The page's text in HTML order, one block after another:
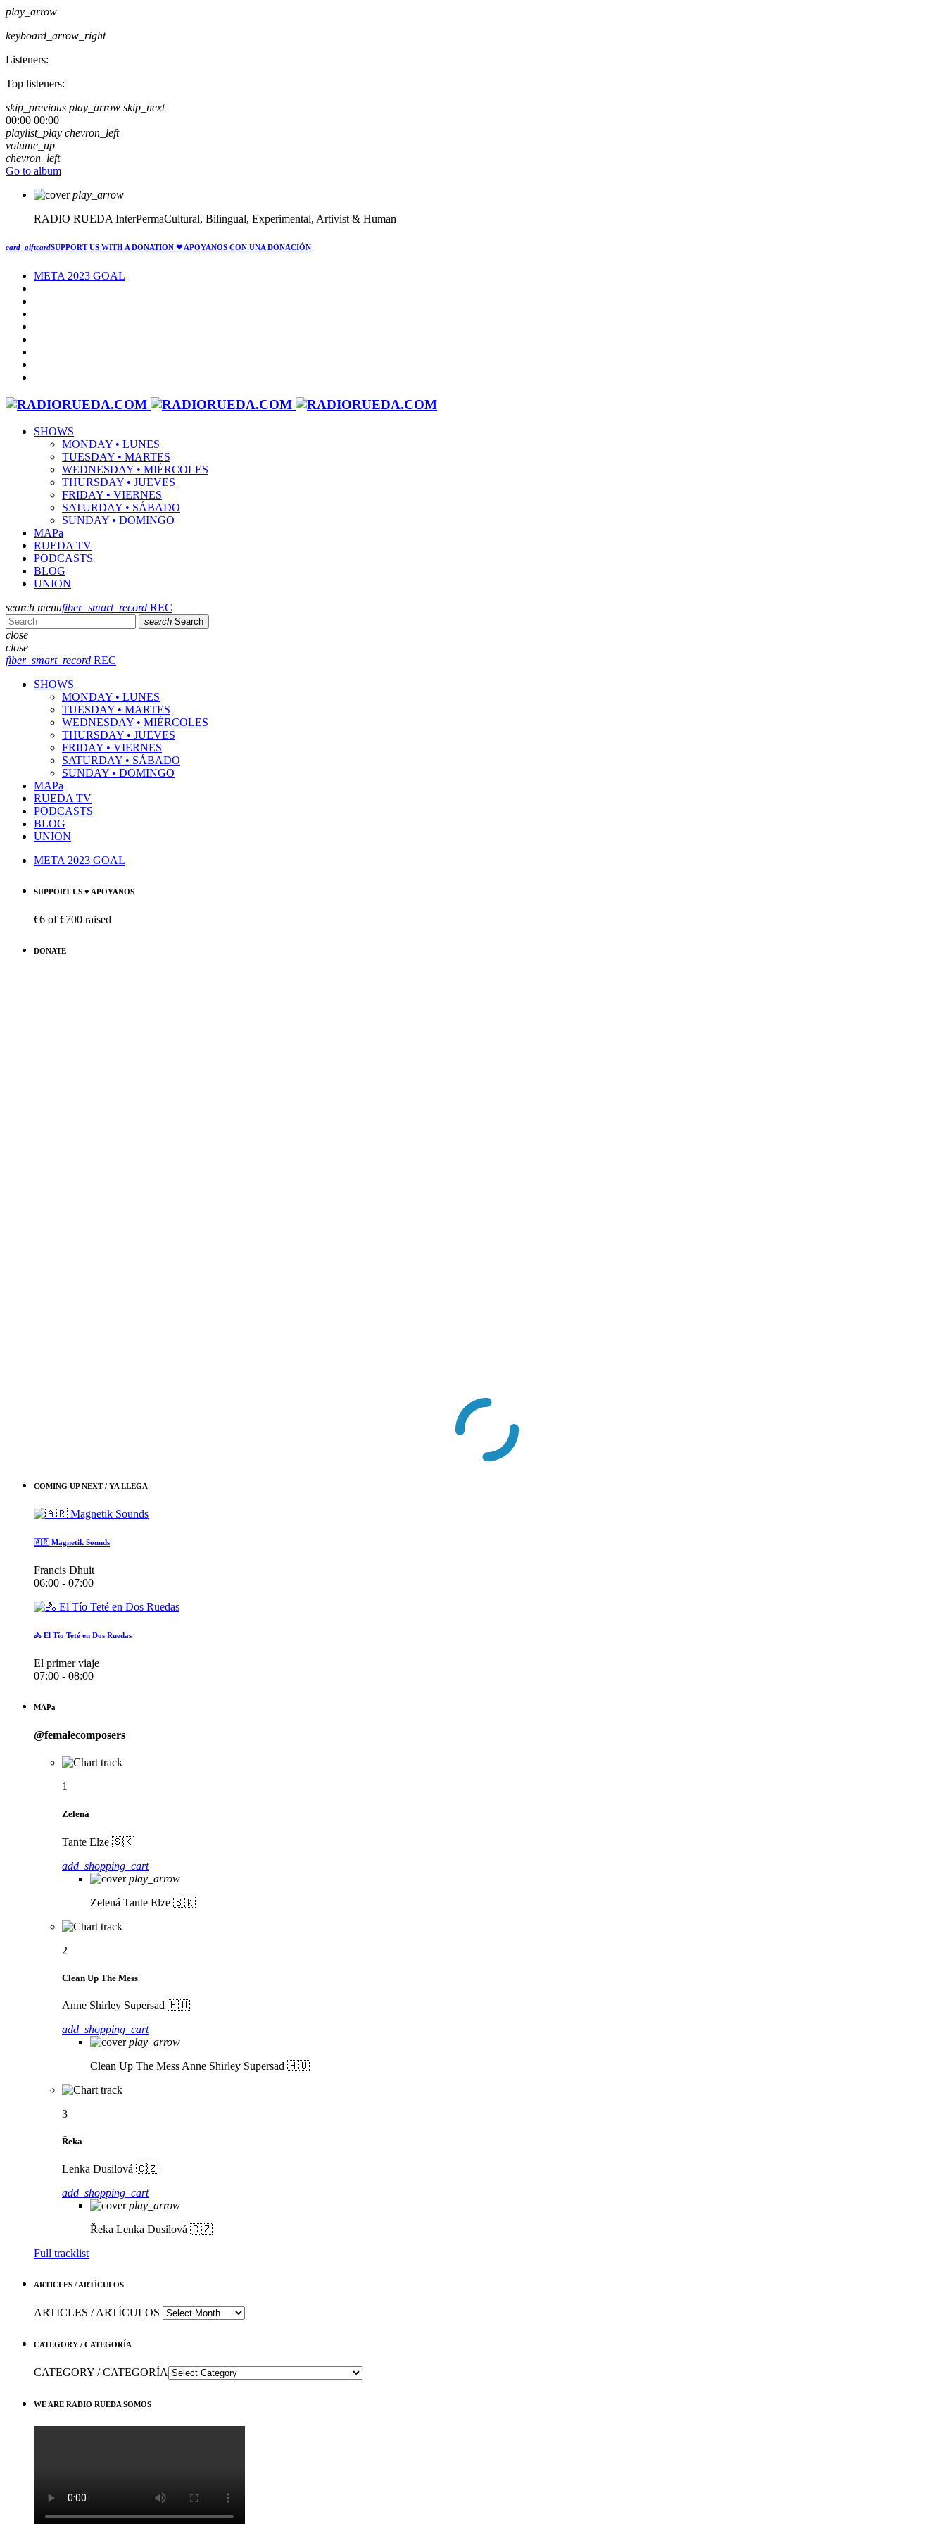
play_arrow
keyboard_arrow_right
Listeners:
Top listeners:
skip_previous play_arrow skip_next
00:00 00:00
playlist_play chevron_left
volume_up
chevron_left
Go to album
play_arrow
RADIO RUEDA InterPermaCultural, Bilingual, Experimental, Artivist & Human
card_giftcardSUPPORT US WITH A DONATION ❤ APOYANOS CON UNA DONACIÓN
META 2023 GOAL
SHOWS
MONDAY • LUNES
TUESDAY • MARTES
WEDNESDAY • MIÉRCOLES
THURSDAY • JUEVES
FRIDAY • VIERNES
SATURDAY • SÁBADO
SUNDAY • DOMINGO
MAPa
RUEDA TV
PODCASTS
BLOG
UNION
search menufiber_smart_record REC
search Search
close
close
fiber_smart_record REC
SHOWS
MONDAY • LUNES
TUESDAY • MARTES
WEDNESDAY • MIÉRCOLES
THURSDAY • JUEVES
FRIDAY • VIERNES
SATURDAY • SÁBADO
SUNDAY • DOMINGO
MAPa
RUEDA TV
PODCASTS
BLOG
UNION
META 2023 GOAL
SUPPORT US ♥ APOYANOS
€6 of€700 raised
DONATE
COMING UP NEXT / YA LLEGA
🇦🇷 Magnetik Sounds
Francis Dhuit
06:00 - 07:00
🚴 El Tío Teté en Dos Ruedas
El primer viaje
07:00 - 08:00
MAPa
@femalecomposers
1
Zelená
Tante Elze 🇸🇰
add_shopping_cart
play_arrow
Zelená Tante Elze 🇸🇰
2
Clean Up The Mess
Anne Shirley Supersad 🇭🇺
add_shopping_cart
play_arrow
Clean Up The Mess Anne Shirley Supersad 🇭🇺
3
Řeka
Lenka Dusilová 🇨🇿
add_shopping_cart
play_arrow
Řeka Lenka Dusilová 🇨🇿
Full tracklist
ARTICLES / ARTÍCULOS
ARTICLES / ARTÍCULOS
CATEGORY / CATEGORÍA
CATEGORY / CATEGORÍA
WE ARE RADIO RUEDA SOMOS